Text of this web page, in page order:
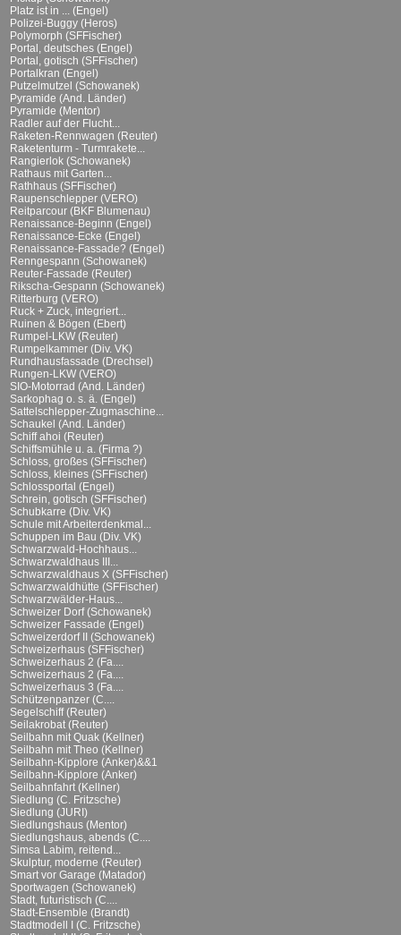
Platz ist in ... (Engel)
Polizei-Buggy (Heros)
Polymorph (SFFischer)
Portal, deutsches (Engel)
Portal, gotisch (SFFischer)
Portalkran (Engel)
Putzelmutzel (Schowanek)
Pyramide (And. Länder)
Pyramide (Mentor)
Radler auf der Flucht...
Raketen-Rennwagen (Reuter)
Raketenturm - Turmrakete...
Rangierlok (Schowanek)
Rathaus mit Garten...
Rathhaus (SFFischer)
Raupenschlepper (VERO)
Reitparcour (BKF Blumenau)
Renaissance-Beginn (Engel)
Renaissance-Ecke (Engel)
Renaissance-Fassade? (Engel)
Renngespann (Schowanek)
Reuter-Fassade (Reuter)
Rikscha-Gespann (Schowanek)
Ritterburg (VERO)
Ruck + Zuck, integriert...
Ruinen & Bögen (Ebert)
Rumpel-LKW (Reuter)
Rumpelkammer (Div. VK)
Rundhausfassade (Drechsel)
Rungen-LKW (VERO)
SIO-Motorrad (And. Länder)
Sarkophag o. s. ä. (Engel)
Sattelschlepper-Zugmaschine...
Schaukel (And. Länder)
Schiff ahoi (Reuter)
Schiffsmühle u. a. (Firma ?)
Schloss, großes (SFFischer)
Schloss, kleines (SFFischer)
Schlossportal (Engel)
Schrein, gotisch (SFFischer)
Schubkarre (Div. VK)
Schule mit Arbeiterdenkmal...
Schuppen im Bau (Div. VK)
Schwarzwald-Hochhaus...
Schwarzwaldhaus III...
Schwarzwaldhaus X (SFFischer)
Schwarzwaldhütte (SFFischer)
Schwarzwälder-Haus...
Schweizer Dorf (Schowanek)
Schweizer Fassade (Engel)
Schweizerdorf II (Schowanek)
Schweizerhaus (SFFischer)
Schweizerhaus 2 (Fa....
Schweizerhaus 2 (Fa....
Schweizerhaus 3 (Fa....
Schützenpanzer (C....
Segelschiff (Reuter)
Seilakrobat (Reuter)
Seilbahn mit Quak (Kellner)
Seilbahn mit Theo (Kellner)
Seilbahn-Kipplore (Anker)&&1
Seilbahn-Kipplore (Anker)
Seilbahnfahrt (Kellner)
Siedlung (C. Fritzsche)
Siedlung (JURI)
Siedlungshaus (Mentor)
Siedlungshaus, abends (C....
Simsa Labim, reitend...
Skulptur, moderne (Reuter)
Smart vor Garage (Matador)
Sportwagen (Schowanek)
Stadt, futuristisch (C....
Stadt-Ensemble (Brandt)
Stadtmodell I (C. Fritzsche)